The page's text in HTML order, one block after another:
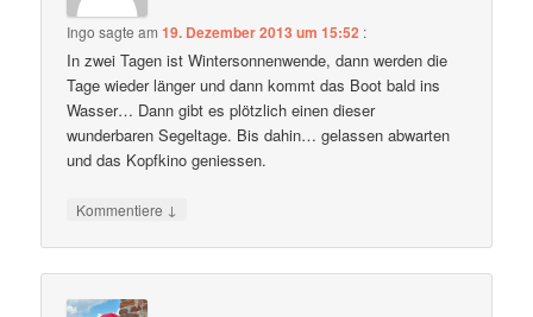
Ingo sagte am19. Dezember 2013 um 15:52 :
In zwei Tagen ist Wintersonnenwende, dann werden die
Tage wieder länger und dann kommt das Boot bald ins
Wasser… Dann gibt es plötzlich einen dieser
wunderbaren Segeltage. Bis dahin… gelassen abwarten
und das Kopfkino geniessen.
Kommentiere ↓